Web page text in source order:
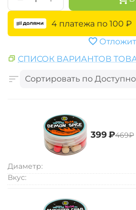
4 платежа по 100 ₽
СПИСОК ВАРИАНТОВ
Сортировать по
‍399‍ ₽‍469‍₽
Диаметр:
Вкус: